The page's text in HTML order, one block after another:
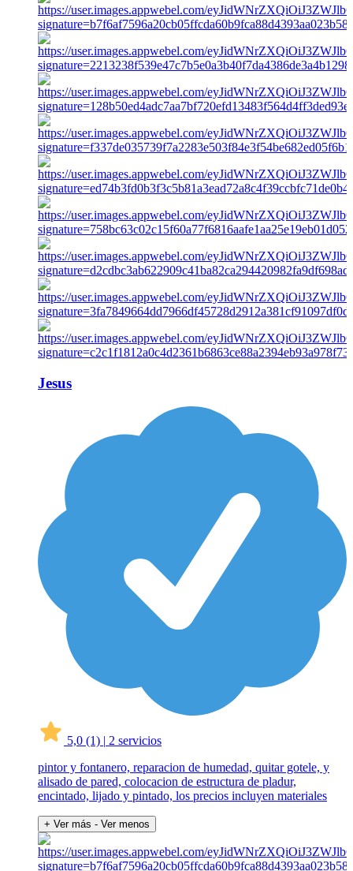
Jesus
5,0 (1) | 2 servicios
pintor y fontanero, reparacion de humedad, quitar gotele, y
alisado de pared, colocacion de estructura de pladur,
encintado, lijado y pintado, los precios incluyen materiales
+ Ver más - Ver menos